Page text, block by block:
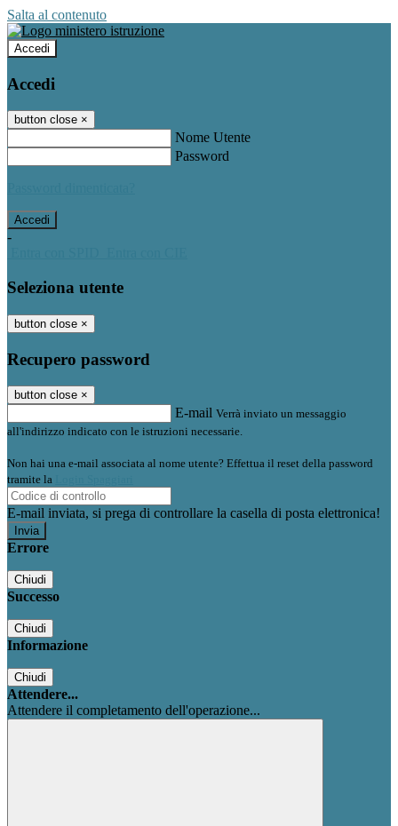
Salta al contenuto
Accedi
Accedi
button close ×
Nome Utente
Password
-
Seleziona utente
button close ×
Recupero password
button close ×
E-mail Verrà inviato un messaggio
all'indirizzo indicato con le istruzioni necessarie.
Non hai una e-mail associata al nome utente? Effettua il reset della password
tramite la
E-mail inviata, si prega di controllare la casella di posta elettronica!
Errore
Chiudi
Successo
Chiudi
Informazione
Chiudi
Attendere...
Attendere il completamento dell'operazione...